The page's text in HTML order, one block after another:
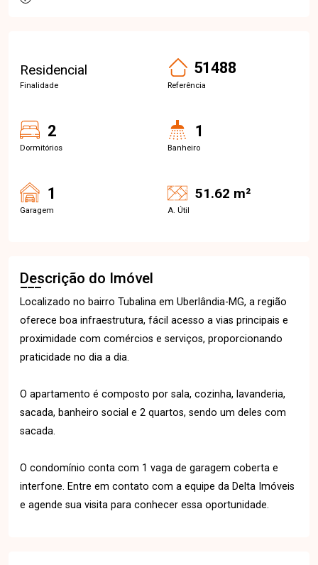
Residencial
Finalidade
51488
Referência
2
Dormitórios
1
Banheiro
1
Garagem
51.62 m²
A. Útil
Descrição do Imóvel
Localizado no bairro Tubalina em Uberlândia-MG, a região
oferece boa infraestrutura, fácil acesso a vias principais e
proximidade com comércios e serviços, proporcionando
praticidade no dia a dia.
O apartamento é composto por sala, cozinha, lavanderia,
sacada, banheiro social e 2 quartos, sendo um deles com
sacada.
O condomínio conta com 1 vaga de garagem coberta e
interfone. Entre em contato com a equipe da Delta Imóveis
e agende sua visita para conhecer essa oportunidade.